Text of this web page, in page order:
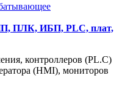
ПЛК, ИБП, PLC, плат,
контроллеров (PL.C)
(HMI), мониторов